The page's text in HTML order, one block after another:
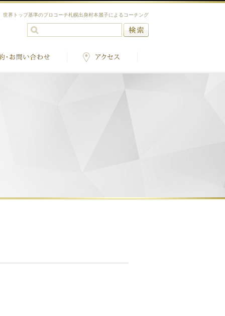
界トップ基準のプロコーチ札幌出身村本麗子によるコーチング